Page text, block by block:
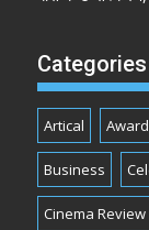
Categories
Artical
Business
Cinema Review